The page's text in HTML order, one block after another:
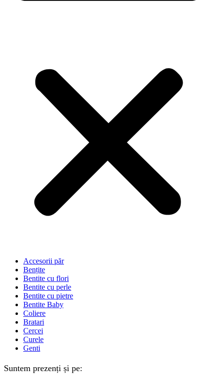
Accesorii păr
Bențite
Bentite cu flori
Bentite cu perle
Bentite cu pietre
Bentite Baby
Coliere
Bratari
Cercei
Curele
Genti
Suntem prezenți și pe: